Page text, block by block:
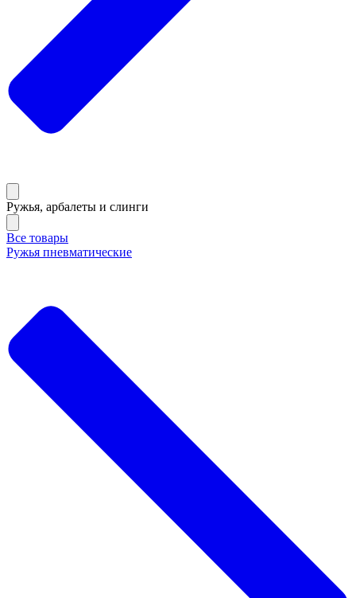
Ружья, арбалеты и слинги
Все товары
Ружья пневматические